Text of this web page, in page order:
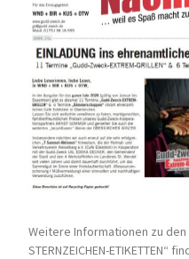
Weitere Informationen zu den
STERNZEICHEN-ETIKETTEN“